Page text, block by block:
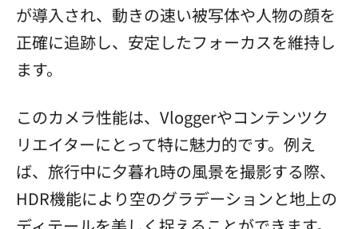
が導入され、動きの速い被写体や人物の顔を
正確に追跡し、安定したフォーカスを維持し
ます。
このカメラ性能は、Vloggerやコンテンツク
リエイターにとって特に魅力的です。例え
ば、旅行中に夕暮れ時の風景を撮影する際、
HDR機能により空のグラデーションと地上の